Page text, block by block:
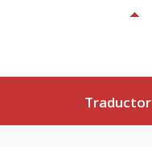
Traductor